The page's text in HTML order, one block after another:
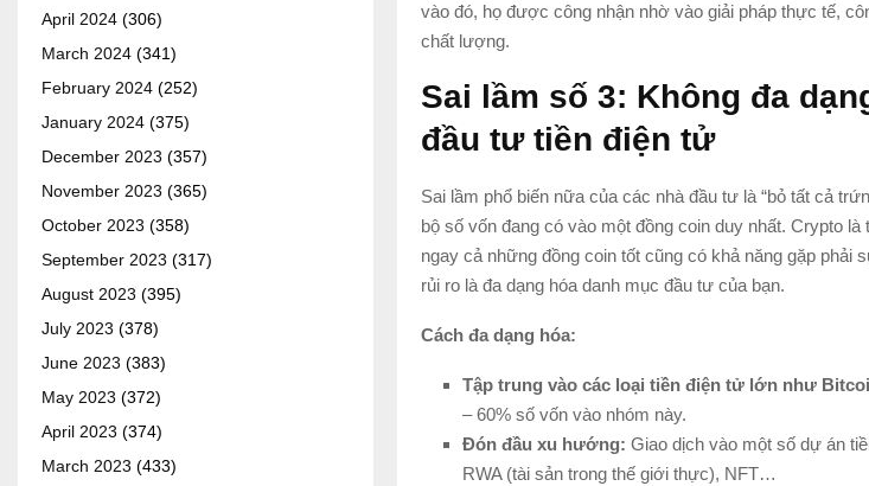
vào đó, họ được công nhận nhờ vào giải pháp thực tế,
chất lượng.
Sai lầm số 3: Không đa
đầu tư tiền điện tử
Sai lầm phổ biến nữa của các nhà đầu tư là “bỏ tất cả
bộ số vốn đang có vào một đồng coin duy nhất. Crypto
ngay cả những đồng coin tốt cũng có khả năng gặp phải
rủi ro là đa dạng hóa danh mục đầu tư của bạn.
Cách đa dạng hóa:
Tập trung vào các loại tiền điện tử lớn như
– 60% số vốn vào nhóm này.
Đón đầu xu hướng: Giao dịch vào một số dự án
RWA (tài sản trong thế giới thực), NFT…
April 2024 (306)
March 2024 (341)
February 2024 (252)
January 2024 (375)
December 2023 (357)
November 2023 (365)
October 2023 (358)
September 2023 (317)
August 2023 (395)
July 2023 (378)
June 2023 (383)
May 2023 (372)
April 2023 (374)
March 2023 (433)